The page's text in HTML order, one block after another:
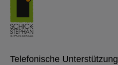
Telefonische